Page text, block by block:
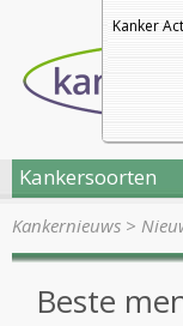
Kanker
Kankersoorten
Kankernieuws >
Beste